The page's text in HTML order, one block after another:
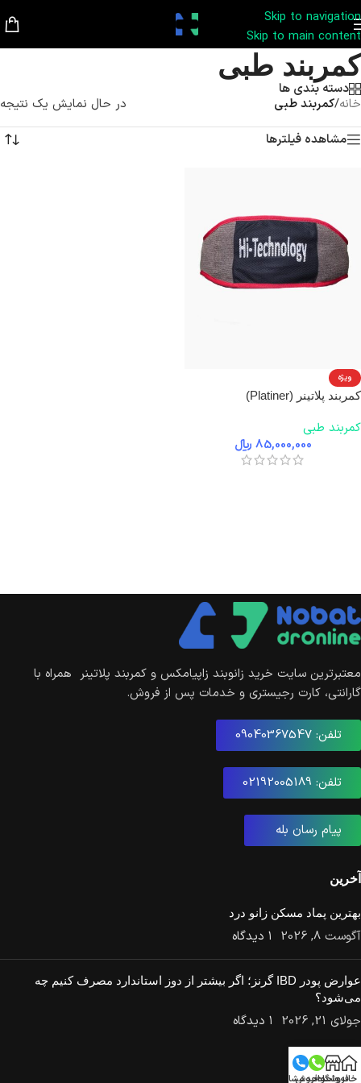
Skip to navigation
Skip to main content
کمربند طبی
دسته بندی ها
خانه/کمربند طبی
در حال نمایش یک نتیجه
مشاهده فیلترها
ویژه
کمربند پلاتینر (Platiner)
کمربند طبی
85,000,000 ﷼
معتبرترین سایت خرید زانوبند زاپیامکس و کمربند پلاتینر همراه با
گارانتی، کارت رجیستری و خدمات پس از فروش.
تلفن: 09040367547
تلفن: 02192005189
پیام رسان بله
آخرین
بهترین پماد مسکن زانو درد
آگوست 8, 2026 ۱ دیدگاه
عوارض پودر IBD گرنز؛ اگر بیشتر از دوز استاندارد مصرف کنیم چه
می‌شود؟
جولای 21, 2026 ۱ دیدگاه
محصولات ما
خانهفروشگاه
واحد فروش
واحد مشاوره